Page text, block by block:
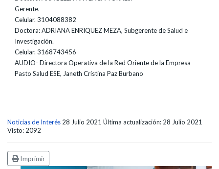
Gerente.
Celular. 3104088382
Doctora: ADRIANA ENRIQUEZ MEZA, Subgerente de Salud e
Investigación.
Celular. 3168743456
AUDIO- Directora Operativa de la Red Oriente de la Empresa
Pasto Salud ESE, Janeth Cristina Paz Burbano
Noticias de Interés 28 Julio 2021 Última actualización: 28 Julio 2021
Visto: 2092
Imprimir